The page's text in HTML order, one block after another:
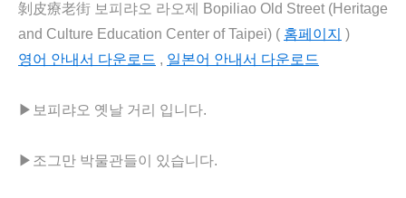
剝皮療老街 보피랴오 라오제
Bopiliao Old Street (Heritage
and Culture Education Center of Taipei) ( 홈페이지 )
영어 안내서 다운로드 , 일본어 안내서 다운로드
▶ 보피랴오 옛날 거리 입니다.
▶ 조그만 박물관들이 있습니다.